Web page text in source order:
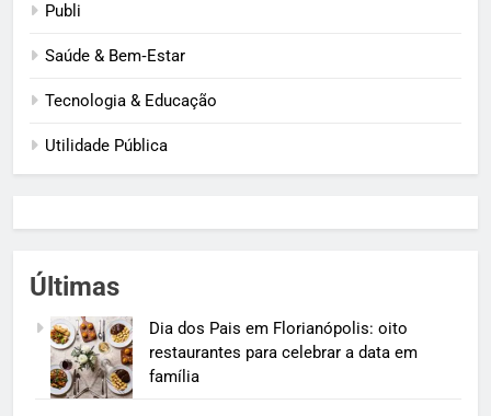
Publi
Saúde & Bem‑Estar
Tecnologia & Educação
Utilidade Pública
Últimas
Dia dos Pais em Florianópolis: oito
restaurantes para celebrar a data em
família